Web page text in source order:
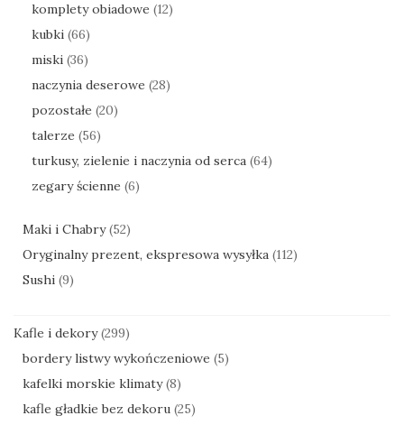
komplety obiadowe (12)
kubki (66)
miski (36)
naczynia deserowe (28)
pozostałe (20)
talerze (56)
turkusy, zielenie i naczynia od serca (64)
zegary ścienne (6)
Maki i Chabry (52)
Oryginalny prezent, ekspresowa wysyłka (112)
Sushi (9)
Kafle i dekory (299)
bordery listwy wykończeniowe (5)
kafelki morskie klimaty (8)
kafle gładkie bez dekoru (25)